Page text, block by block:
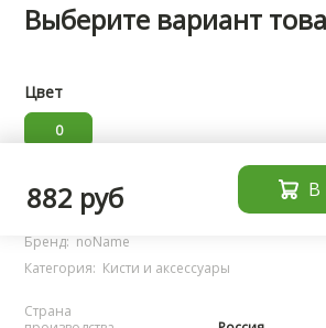
Выберите вариант
Цвет
0
Характеристики
Бренд: noName
Категория: Кисти и аксессуары
Страна
882 руб В